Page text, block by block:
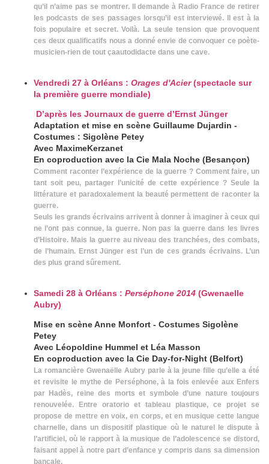
qu’il n’aime pas se montrer. Il demande à Radio France de retirer
les podcasts de ses passages lorsqu’il est interviewé. Il est à la
fois populaire et secret. Voilà. La seule tension que provoquent
ces deux qualificatifs nous a donné envie de convoquer ce poète-
musicien-rien de tout çaautodidacte dans une cave.
Vendredi 27 à Orléans : Orages d'Acier(spectacle sur
la première guerre mondiale)
D’après les Journaux de guerre d’Ernst Jünger
Adaptation et mise en scène Guillaume Dujardin -
Costumes : Sigolène Petey
Avec MaximeKerzanet
En coproduction avec la Cie Mala Noche (Besançon)
Comment raconter l’expérience de la guerre ? Comment faire, un
tant soit peu, partager l’unicité de cette expérience ? Seule la
littérature et paradoxalement la beauté permettent de raconter la
guerre.
Seuls les grands écrivains arrivent à donner à imaginer à ceux qui
ne l’ont pas connue, la guerre. Non pas la guerre dans les livres
d’Histoire. Mais la guerre au niveau des tranchées, des combats,
de l’humain. Ernst Jünger est l’un de ces grands écrivains. L’un
des plus grand sûrement.
Samedi 28 à Orléans : Perséphone 2014 (Gwenaelle
Aubry)
Mise en scène Anne Monfort - Costumes Sigolène
Petey
Avec Léopoldine Hummel et Léa Masson
En coproduction avec la Cie Day-for-Night (Belfort)
La romancière Gwenaëlle Aubry parle à la jeune fille qu’elle a été
et revisite le mythe de Perséphone, à la fois enlevée aux Enfers
par Hadès, reine des morts et symbole d’une nature toujours
renouvelée. Entre oratorio et tableau plastique, ce projet se
propose de mettre en voix, en corps, et en musique cette langue
charnelle, dans un dispositif plastique où le naturel le dispute à
l’artificiel, où le rapport à la musique de l’adolescence se distord,
faisant appel à notre part d’enfance y compris dans sa dimension
bancale.